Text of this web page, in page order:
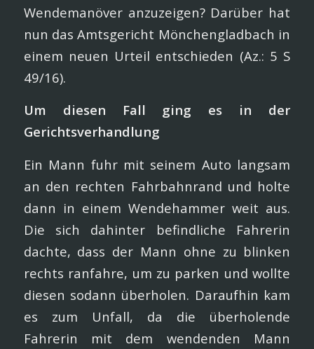
Wendemanöver anzuzeigen? Darüber hat
nun das Amtsgericht Mönchengladbach in
einem neuen Urteil entschieden (Az.: 5 S
49/16).
Um diesen Fall ging es in der
Gerichtsverhandlung
Ein Mann fuhr mit seinem Auto langsam
an den rechten Fahrbahnrand und holte
dann in einem Wendehammer weit aus.
Die sich dahinter befindliche Fahrerin
dachte, dass der Mann ohne zu blinken
rechts ranfahre, um zu parken und wollte
diesen sodann überholen. Daraufhin kam
es zum Unfall, da die überholende
Fahrerin mit dem wendenden Mann